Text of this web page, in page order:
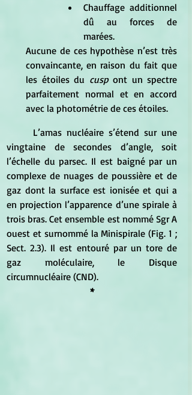
Chauffage additionnel
dû au forces de
marées.
Aucune de ces hypothèse n’est très
convaincante, en raison du fait que
les étoiles du cusp ont un spectre
parfaitement normal et en accord
avec la photométrie de ces étoiles.
vingtaine de secondes d’angle, soit
l’échelle du parsec. Il est baigné par un
complexe de nuages de poussière et de
gaz dont la surface est ionisée et qui a
en projection l’apparence d’une spirale à
trois bras. Cet ensemble est nommé Sgr A
ouest et surnommé la Minispirale (Fig. 1 ;
Sect. 2.3). Il est entouré par un tore de
gaz moléculaire, le Disque
circumnucléaire (CND).
*